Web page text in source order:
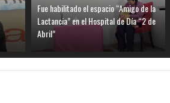
Fue habilitado el espacio “Amigo de la
Lactancia” en el Hospital de Día “2 de
Abril”